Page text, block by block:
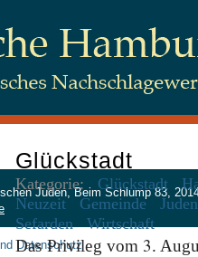
Glückstadt
Kategorie: Glückstadt
Neuzeit
Gemeinde
Sefarden
Wirtschaft
Das Privileg vom 3.
Juden, Beim Schlump 83,
Datenschutz